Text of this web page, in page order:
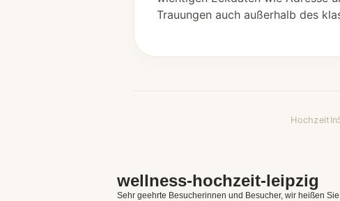
Trauungen auch außerhalb des
wellness-hochzeit-leipzig
Sehr geehrte Besucherinnen und Besucher, wir heißen